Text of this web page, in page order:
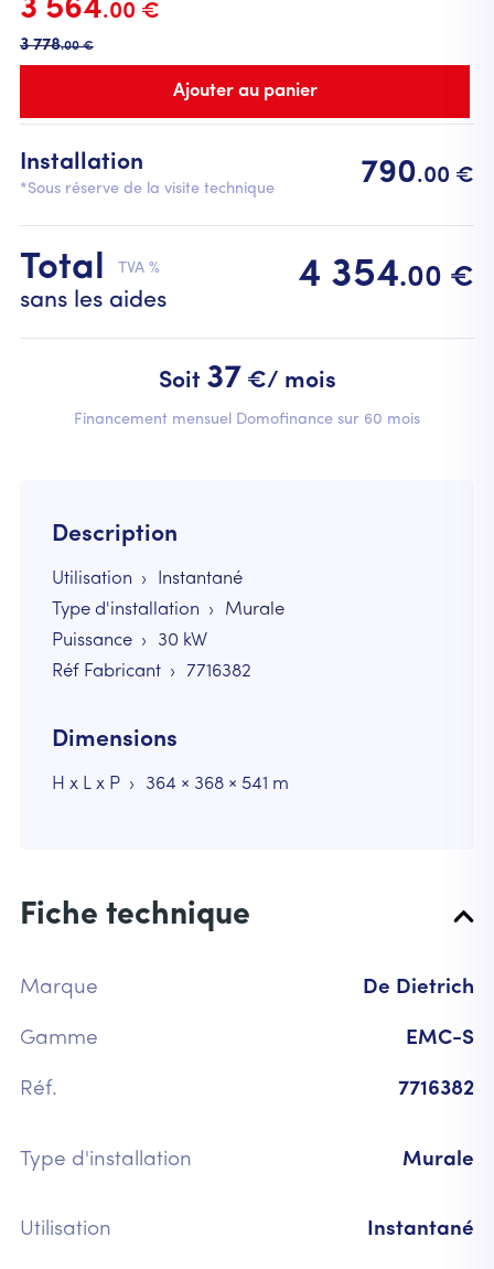
Description
Utilisation
Instantané
Type d'installation
Murale
Puissance
30 kW
Réf Fabricant
7716382
Dimensions
H x L x P 364 × 368 × 541 m
Fiche technique
Marque De Dietrich
Gamme EMC-S
Réf. 7716382
Type d'installation Murale
Utilisation Instantané
3 564.00 €
3 778.00 €
Installation
*Sous réserve de la visite technique 790.00 €
Total TVA %
sans les aides
4 354.00 €
Soit 37 €/ mois
Financement mensuel Domofinance sur 60 mois